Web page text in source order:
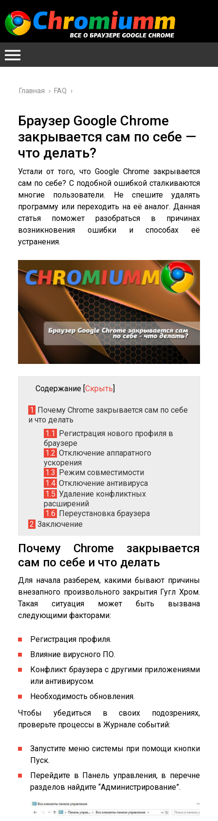
Главная › FAQ ›
Браузер Google Chrome
закрывается сам по себе —
что делать?
Устали от того, что Google Chrome закрывается
сам по себе? С подобной ошибкой сталкиваются
многие пользователи. Не спешите удалять
программу или переходить на её аналог. Данная
статья поможет разобраться в причинах
возникновения ошибки и способах её
устранения.
Содержание [Скрыть
1
Почему Chrome закрывается сам по себе
и что делать
1.1
Регистрация нового профиля в
браузере
1.2 Отключение аппаратного
ускорения
1.3
Режим совместимости
1.4 Отключение антивируса
1.5 Удаление конфликтных
расширений
1.6 Переустановка браузера
2 Заключение
Почему Chrome закрывается
сам по себе и что делать
Для начала разберем, какими бывают причины
внезапного произвольного закрытия Гугл Хром.
Такая ситуация может быть вызвана
следующими факторами:
Регистрация профиля.
Влияние вирусного ПО.
Конфликт браузера с другими приложениями
или антивирусом.
Необходимость обновления.
Чтобы убедиться в своих подозрениях,
проверьте процессы в Журнале событий:
Запустите меню системы при помощи кнопки
Пуск.
Перейдите в Панель управления, в перечне
разделов найдите “Администрирование”.